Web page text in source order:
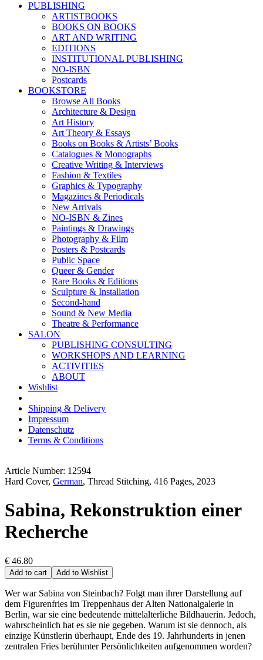
PUBLISHING
ARTISTBOOKS
BOOKS ON BOOKS
ART AND WRITING
EDITIONS
INSTITUTIONAL PUBLISHING
NO-ISBN
Postcards
BOOKSTORE
Browse All Books
Architecture & Design
Art History
Art Theory & Essays
Books on Books & Artists’ Books
Catalogues & Monographs
Creative Writing & Interviews
Fashion & Textiles
Graphics & Typography
Magazines & Periodicals
New Arrivals
NO-ISBN & Zines
Paintings & Drawings
Photography & Film
Posters & Postcards
Public Space
Queer & Gender
Rare Books & Editions
Sculpture & Installation
Second-hand
Sound & New Media
Theatre & Performance
SALON
PUBLISHING CONSULTING
WORKSHOPS AND LEARNING
ACTIVITIES
ABOUT
Wishlist
Shipping & Delivery
Impressum
Datenschutz
Terms & Conditions
Article Number: 12594
Hard Cover, German, Thread Stitching, 416 Pages, 2023
Sabina, Rekonstruktion einer
Recherche
€ 46.80
Add to cart Add to Wishlist
Wer war Sabina von Steinbach? Folgt man ihrer Darstellung auf
dem Figurenfries im Treppenhaus der Alten Nationalgalerie in
Berlin, war sie eine bedeutende mittelalterliche Bildhauerin. Jedoch,
wahrscheinlich hat es sie nie gegeben. Warum ist sie dennoch, als
einzige Künstlerin überhaupt, Ende des 19. Jahrhunderts in jenen
zentralen Fries berühmter Persönlichkeiten aufgenommen worden?